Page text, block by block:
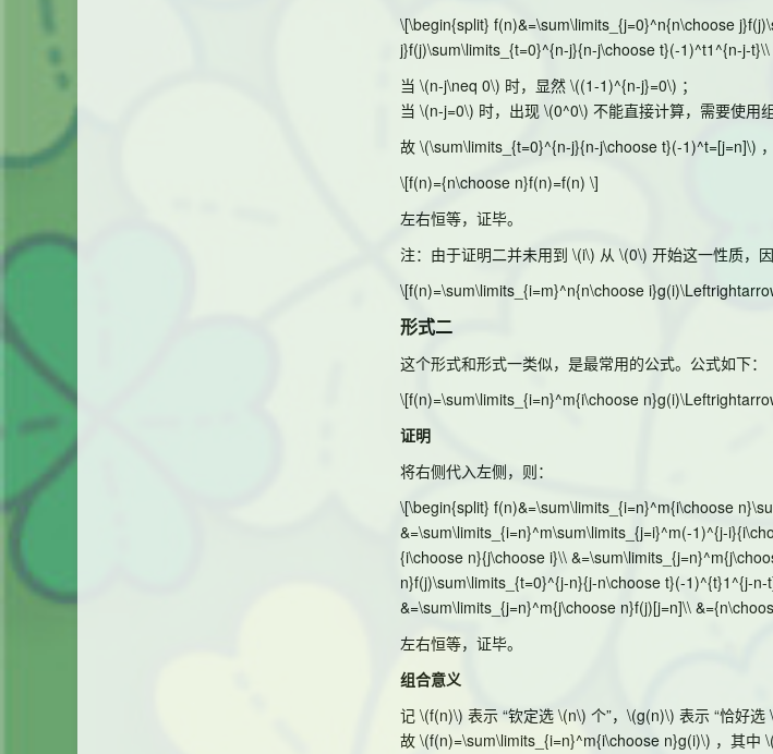
\[\begin{split} f(n)&=\sum\limits_{j=0}^n{n\choose
j}f(j)\sum\limits_{t=0}^{n-j}{n-j\choose t}(-1)^t1^{n-j-
当 \(n-j\neq 0\) 时，显然 \((1-1)^{n-j}=0\) ；
当 \(n-j=0\) 时，出现 \(0^0\) 不能直接计算，需要使用
故 \(\sum\limits_{t=0}^{n-j}{n-j\choose t}(-1)^t=[j=n]\)
\[f(n)={n\choose n}f(n)=f(n) \]
左右恒等，证毕。
注：由于证明二并未用到 \(i\) 从 \(0\) 开始这一性质，
\[f(n)=\sum\limits_{i=m}^n{n\choose
形式二
这个形式和形式一类似，是最常用的公式。公式如下：
\[f(n)=\sum\limits_{i=n}^m{i\choose
证明
将右侧代入左侧，则：
\[\begin{split} f(n)&=\sum\limits_{i=n}^m{i\choose
&=\sum\limits_{i=n}^m\sum\limits_{j=i}^m(-1)^{j-
{i\choose n}{j\choose i}\\
n}f(j)\sum\limits_{t=0}^{j-n}{j-n\choose t}(-1)^{t}1^{j-
&=\sum\limits_{j=n}^m{j\choose n}f(j)[j=n]\\
左右恒等，证毕。
组合意义
记 \(f(n)\) 表示 “钦定选 \(n\) 个”， \(g(n)\) 表示 “恰好选
故 \(f(n)=\sum\limits_{i=n}^m{i\choose n}g(i)\) ，其中